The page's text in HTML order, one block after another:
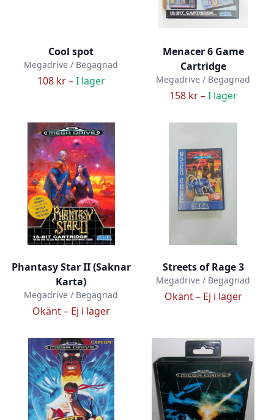
Cool spot
Megadrive / Begagnad
108 kr –I lager
Menacer 6 Game
Cartridge
Megadrive / Begagnad
158 kr –I lager
Phantasy Star II (Saknar
Karta)
Megadrive / Begagnad
Okänt – Ej i lager
Streets of Rage 3
Megadrive / Begagnad
Okänt – Ej i lager